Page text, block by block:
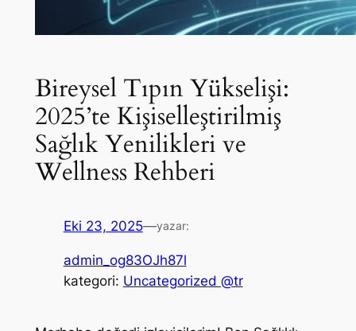
Bireysel Tıpın Yükselişi:
2025’te Kişiselleştirilmiş
Sağlık Yenilikleri ve
Wellness Rehberi
Eki 23, 2025—yazar:
admin_og83OJh87l
kategori: Uncategorized @tr